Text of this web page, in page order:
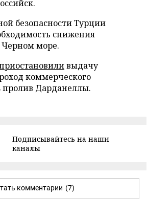
безопасности Турции
снижения
море.
выдачу
коммерческого
пролив Дарданеллы.
Подписывайтесь на наши
каналы
комментарии (7)